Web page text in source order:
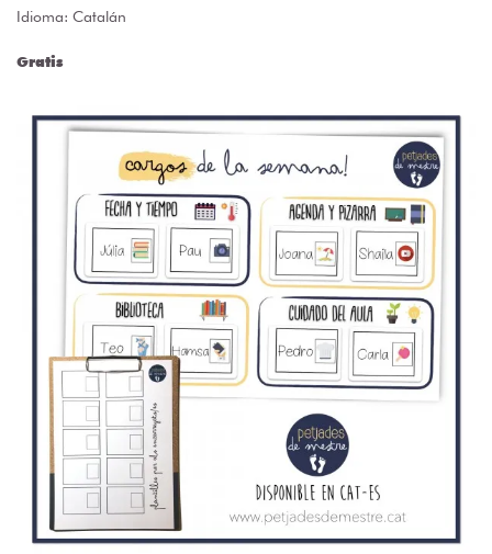
Idioma: Catalán
Gratis